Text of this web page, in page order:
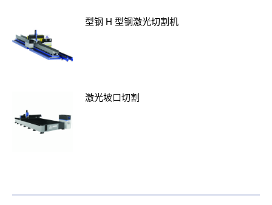
型钢 H 型钢激光切割机
激光坡口切割